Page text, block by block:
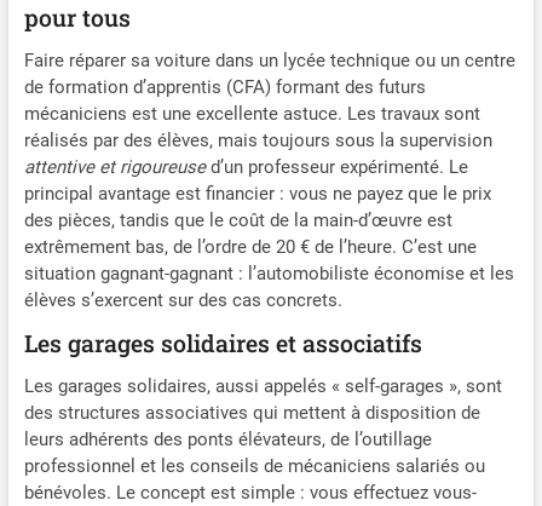
pour tous
Faire réparer sa voiture dans un lycée technique ou un centre
de formation d’apprentis (CFA) formant des futurs
mécaniciens est une excellente astuce. Les travaux sont
réalisés par des élèves, mais toujours sous la supervision
attentive et rigoureused’un professeur expérimenté. Le
principal avantage est financier : vous ne payez que le prix
des pièces, tandis que le coût de la main-d’œuvre est
extrêmement bas, de l’ordre de 20 € de l’heure. C’est une
situation gagnant-gagnant : l’automobiliste économise et les
élèves s’exercent sur des cas concrets.
Les garages solidaires et associatifs
Les garages solidaires, aussi appelés « self-garages », sont
des structures associatives qui mettent à disposition de
leurs adhérents des ponts élévateurs, de l’outillage
professionnel et les conseils de mécaniciens salariés ou
bénévoles. Le concept est simple : vous effectuez vous-